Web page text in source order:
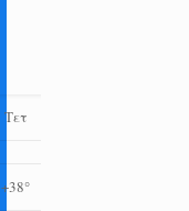
Τετ
+38°